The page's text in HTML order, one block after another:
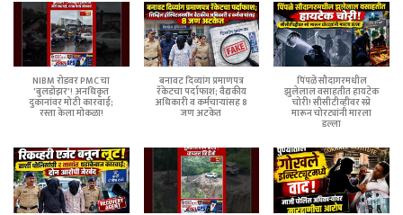
NIBM रोडवर PMC चा
'बुलडोझर'! अनधिकृत
दुकानांवर मोठी कारवाई;
रस्ता केला मोकळा!
बनावट दिव्यांग प्रमाणपत्र
रॅकेटचा पर्दाफाश; वैद्यकीय
अधिकारी व कर्मचाऱ्यांसह 8
जण अटकेत
पिंपळे सौदागरमधील
झुलेलाल वसाहतीत हायटेक
चोरी! सीसीटीव्हीवर स्प्रे
मारून चोरट्यांनी मारला
डल्ला